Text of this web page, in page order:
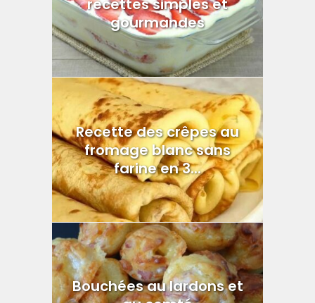
recettes simples et
gourmandes
Recette des crêpes au
fromage blanc sans
farine en 3...
Bouchées au lardons et